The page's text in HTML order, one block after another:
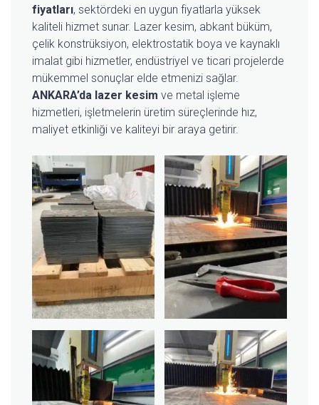
fiyatları, sektördeki en uygun fiyatlarla yüksek
kaliteli hizmet sunar. Lazer kesim, abkant büküm,
çelik konstrüksiyon, elektrostatik boya ve kaynaklı
imalat gibi hizmetler, endüstriyel ve ticari projelerde
mükemmel sonuçlar elde etmenizi sağlar.
ANKARA’da lazer kesim ve metal işleme
hizmetleri, işletmelerin üretim süreçlerinde hız,
maliyet etkinliği ve kaliteyi bir araya getirir.